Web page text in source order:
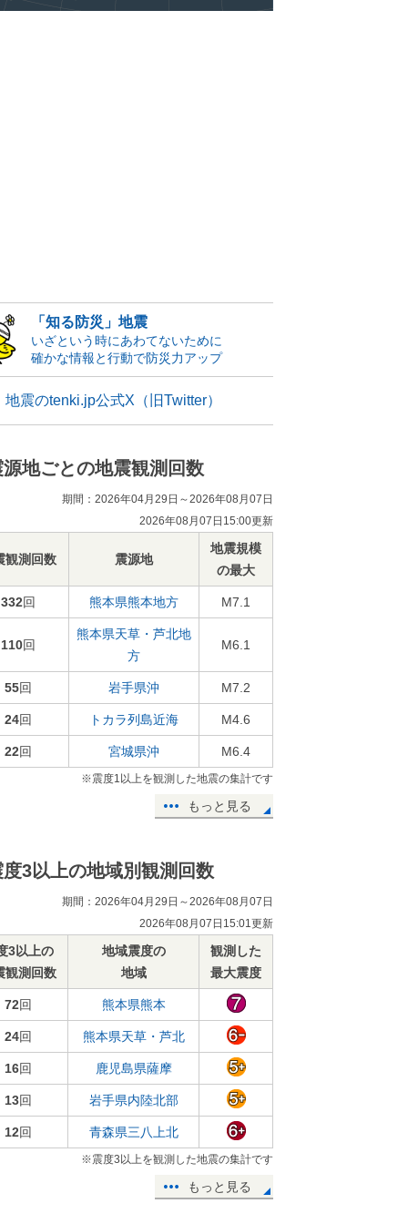
「知る防災」地震
いざという時にあわてないために
確かな情報と行動で防災力アップ
地震のtenki.jp公式X（旧Twitter）
源地ごとの地震観測回数
期間：2026年04月29日～2026年08月07日
2026年08月07日15:00更新
観測回数 震源地
地震規模
の最大
332回 熊本県熊本地方 M7.1
110回
熊本県天草・芦北地
方
M6.1
55回 岩手県沖 M7.2
24回 トカラ列島近海 M4.6
22回 宮城県沖 M6.4
※震度1以上を観測した地震の集計です
もっと見る
度3以上の地域別観測回数
期間：2026年04月29日～2026年08月07日
2026年08月07日15:01更新
3以上の
観測回数
地域震度の
地域
観測した
最大震度
72回 熊本県熊本
24回 熊本県天草・芦北
16回 鹿児島県薩摩
13回 岩手県内陸北部
12回 青森県三八上北
※震度3以上を観測した地震の集計です
もっと見る